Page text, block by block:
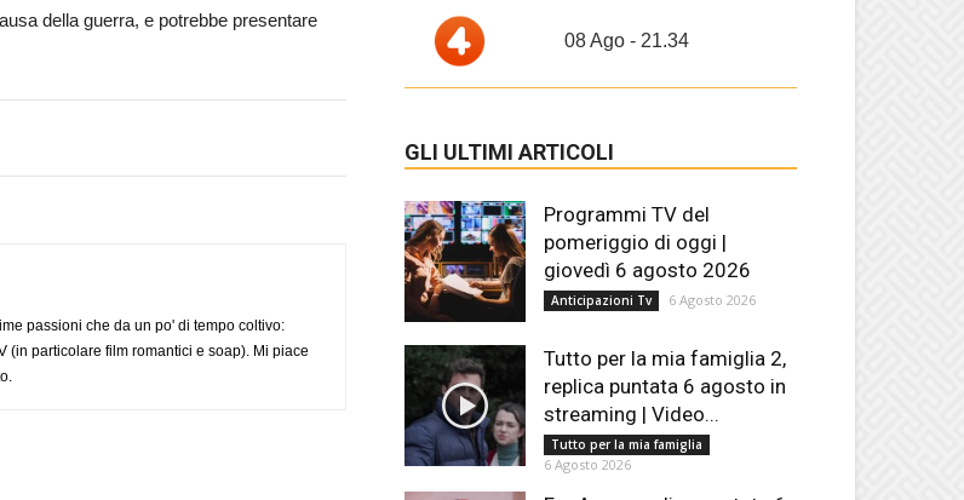
della guerra, e potrebbe presentare
passioni che da un po' di tempo coltivo:
(in particolare film romantici e soap). Mi piace
08 Ago - 21.34
GLI ULTIMI ARTICOLI
Programmi TV del
pomeriggio di oggi |
giovedì 6 agosto 2026
Anticipazioni Tv 6 Agosto 2026
Tutto per la mia famiglia 2,
replica puntata 6 agosto in
streaming | Video...
Tutto per la mia famiglia
6 Agosto 2026